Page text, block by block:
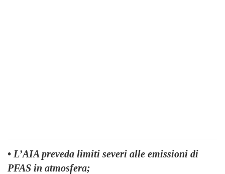
• L’AIA preveda limiti severi alle emissioni di
PFAS in atmosfera;